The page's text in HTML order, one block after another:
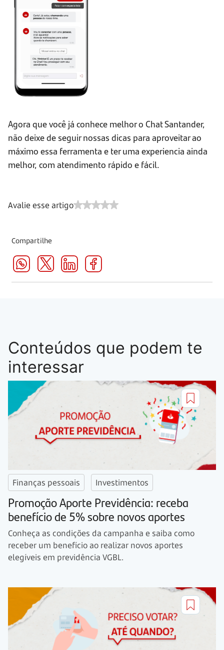
Agora que você já conhece melhor o Chat Santander,
não deixe de seguir nossas dicas para aproveitar ao
máximo essa ferramenta e ter uma experiencia ainda
melhor, com atendimento rápido e fácil.
Avalie esse artigo
Compartilhe
Conteúdos que podem te
interessar
Finanças pessoais Investimentos
Promoção Aporte Previdência: receba
benefício de 5% sobre novos aportes
Conheça as condições da campanha e saiba como
receber um benefício ao realizar novos aportes
elegíveis em previdência VGBL.